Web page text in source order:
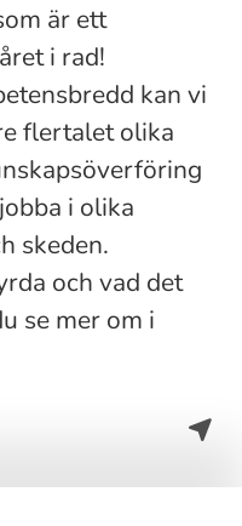
är ett
i rad!
kan vi
flertalet olika
i olika
skeden.
och vad det
se mer om i